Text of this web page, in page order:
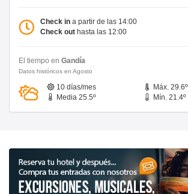
Check in a partir de las 14:00
Check out hasta las 12:00
El tiempo en Gandía
Datos históricos en Agosto
10 días/mes
Máx. 29.6º
Media 25.5º
Mín. 21.4º